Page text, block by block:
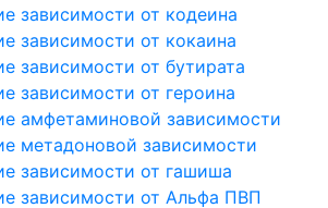
зависимости от кодеина
зависимости от кокаина
зависимости от бутирата
зависимости от героина
амфетаминовой зависимости
метадоновой зависимости
зависимости от гашиша
зависимости от Альфа ПВП